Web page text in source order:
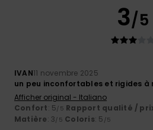
3/5
IVAN11 novembre 2025
un peu inconfortables et rigides à
Afficher original - Italiano
Confort: 5/5 Rapport qualité /
Matière: 3/5 Coloris: 5 /5